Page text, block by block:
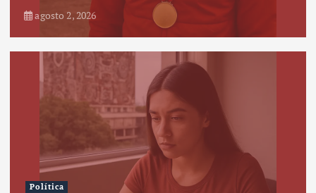
agosto 2, 2026
Política